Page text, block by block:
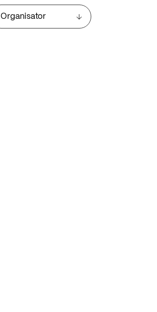
Organisator